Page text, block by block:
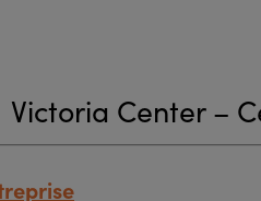
Victoria Center –